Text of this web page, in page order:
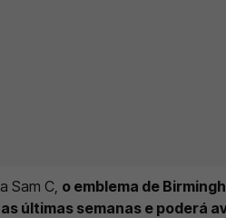
Sam C, o emblema de
últimas semanas e poderá